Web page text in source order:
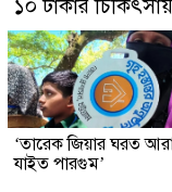
১০ টাকার
‘তারেক জিয়ার ঘরত
যাইত পারগুম’